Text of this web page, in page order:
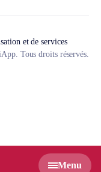
Menu
et de services
Tous droits réservés.